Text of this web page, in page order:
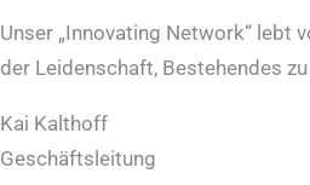
Unser „Innovating Network“ lebt
der Leidenschaft, Bestehendes
Kai Kalthoff
Geschäftsleitung